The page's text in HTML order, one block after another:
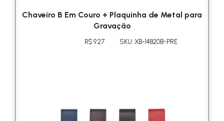
Chaveiro B Em Couro + Plaquinha de Metal para
Gravação
R$ 9.27 SKU: XB-14820B-PRE